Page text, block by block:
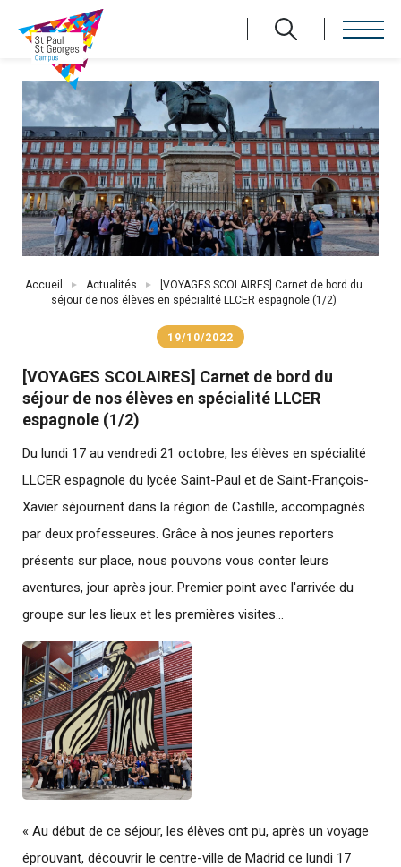
principal
Fil
d'Ariane
Accueil Actualités
[VOYAGES SCOLAIRES] Carnet de bord du
séjour de nos élèves en spécialité LLCER espagnole (1/2)
19/10/2022
[VOYAGES SCOLAIRES] Carnet de bord du
séjour de nos élèves en spécialité LLCER
espagnole (1/2)
Du lundi 17 au vendredi 21 octobre, les élèves en spécialité
LLCER espagnole du lycée Saint-Paul et de Saint-François-
Xavier séjournent dans la région de Castille, accompagnés
par deux professeures. Grâce à nos jeunes reporters
présents sur place, nous pouvons vous conter leurs
aventures, jour après jour. Premier point avec l'arrivée du
groupe sur les lieux et les premières visites...
« Au début de ce séjour, les élèves ont pu, après un voyage
éprouvant, découvrir le centre-ville de Madrid ce lundi 17